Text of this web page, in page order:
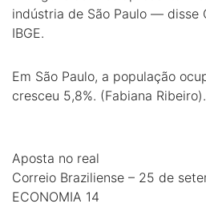
indústria de São Paulo — disse
IBGE.
Em São Paulo, a população
cresceu 5,8%. (Fabiana Ribeiro).
Aposta no real
Correio Braziliense – 25 de
ECONOMIA 14